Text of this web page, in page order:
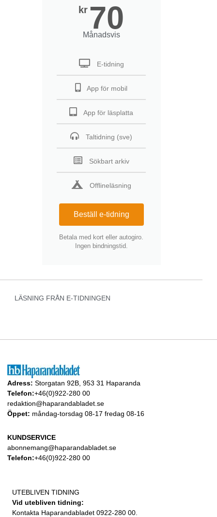
kr 70
Månadsvis
E-tidning
App för mobil
App för läsplatta
Taltidning (sve)
Sökbart arkiv
Offlineläsning
Beställ e-tidning
Betala med kort eller autogiro.
Ingen bindningstid.
LÄSNING FRÅN E-TIDNINGEN
Adress: Storgatan 92B, 953 31 Haparanda
Telefon:+46(0)922-280 00
redaktion@haparandabladet.se
Öppet: måndag-torsdag 08-17 fredag 08-16
KUNDSERVICE
abonnemang@haparandabladet.se
Telefon:+46(0)922-280 00
UTEBLIVEN TIDNING
Vid utebliven tidning:
Kontakta Haparandabladet 0922-280 00.